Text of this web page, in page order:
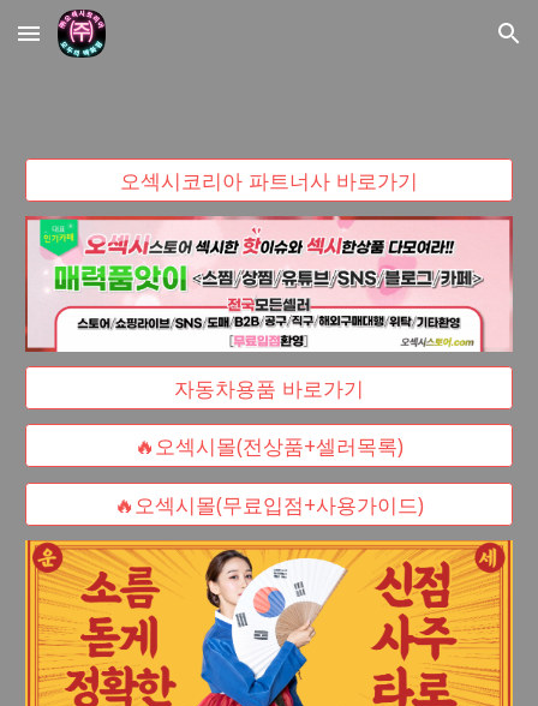
Skip to main content Skip to navigation
오섹시코리아 파트너사 바로가기
자동차용품 바로가기
🔥오섹시몰(전상품+셀러목록)
🔥오섹시몰(무료입점+사용가이드)